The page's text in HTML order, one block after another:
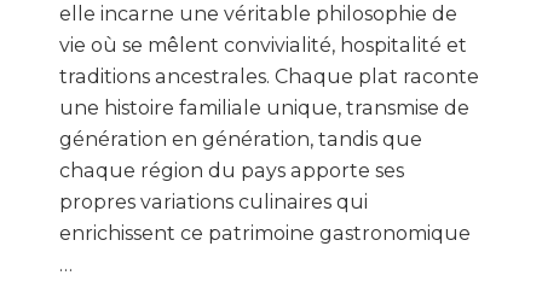
elle incarne une véritable philosophie de
vie où se mêlent convivialité, hospitalité et
traditions ancestrales. Chaque plat raconte
une histoire familiale unique, transmise de
génération en génération, tandis que
chaque région du pays apporte ses
propres variations culinaires qui
enrichissent ce patrimoine gastronomique
…